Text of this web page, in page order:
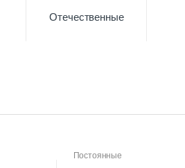
Отечественные
Постоянные